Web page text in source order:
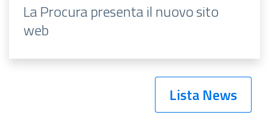
La Procura presenta il nuovo sito
web
Lista News